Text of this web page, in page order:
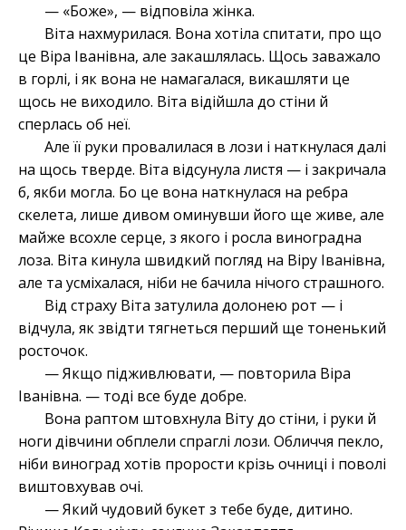
— «Боже», — відповіла жінка.
Віта нахмурилася. Вона хотіла спитати, про що
це Віра Іванівна, але закашлялась. Щось заважало
в горлі, і як вона не намагалася, викашляти це
щось не виходило. Віта відійшла до стіни й
сперлась об неї.
Але її руки провалилася в лози і наткнулася далі
на щось тверде. Віта відсунула листя — і закричала
б, якби могла. Бо це вона наткнулася на ребра
скелета, лише дивом оминувши його ще живе, але
майже всохле серце, з якого і росла виноградна
лоза. Віта кинула швидкий погляд на Віру Іванівна,
але та усміхалася, ніби не бачила нічого страшного.
Від страху Віта затулила долонею рот — і
відчула, як звідти тягнеться перший ще тоненький
росточок.
— Якщо підживлювати, — повторила Віра
Іванівна. — тоді все буде добре.
Вона раптом штовхнула Віту до стіни, і руки й
ноги дівчини обплели спраглі лози. Обличчя пекло,
ніби виноград хотів прорости крізь очниці і поволі
виштовхував очі.
— Який чудовий букет з тебе буде, дитино.